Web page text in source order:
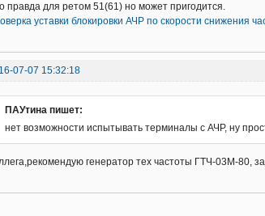
правда для ретом 51(61) но может пригодится.
уставки блокировки АЧР по скорости снижения
07-07 15:32:18
ПАУтина пишет:
нет возможности испытывать терминалы с АЧР, ну
генератор тех частоты ГТЧ-03М-80,